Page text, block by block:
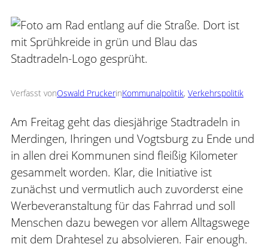
Verfasst vonOswald PruckerinKommunalpolitik, Verkehrspolitik
Am Freitag geht das diesjährige Stadtradeln in
Merdingen, Ihringen und Vogtsburg zu Ende und
in allen drei Kommunen sind fleißig Kilometer
gesammelt worden. Klar, die Initiative ist
zunächst und vermutlich auch zuvorderst eine
Werbeveranstaltung für das Fahrrad und soll
Menschen dazu bewegen vor allem Alltagswege
mit dem Drahtesel zu absolvieren. Fair enough.